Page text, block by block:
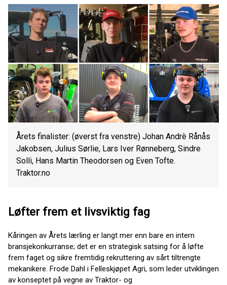
Årets finalister: (øverst fra venstre) Johan Andrè Rånås
Jakobsen, Julius Sørlie, Lars Iver Rønneberg, Sindre
Solli, Hans Martin Theodorsen og Even Tofte.
Traktor.no
Løfter frem et livsviktig fag
Kåringen av Årets lærling er langt mer enn bare en intern
bransjekonkurranse; det er en strategisk satsing for å løfte
frem faget og sikre fremtidig rekruttering av sårt tiltrengte
mekanikere. Frode Dahl i Felleskjøpet Agri, som leder utviklingen
av konseptet på vegne av Traktor- og